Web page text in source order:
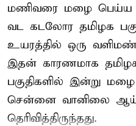
மணிவரை மழை பெய்ய
வட கடலோர தமிழக
உயரத்தில் ஒரு
இதன் காரணமாக
பகுதிகளில் இன்று
சென்னை வானிலை
தெரிவித்திருந்தது.